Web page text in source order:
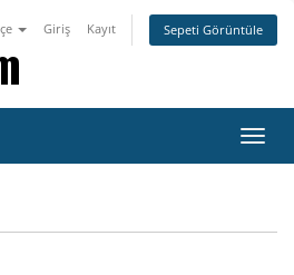
Giriş Kayıt Sepeti Görüntüle